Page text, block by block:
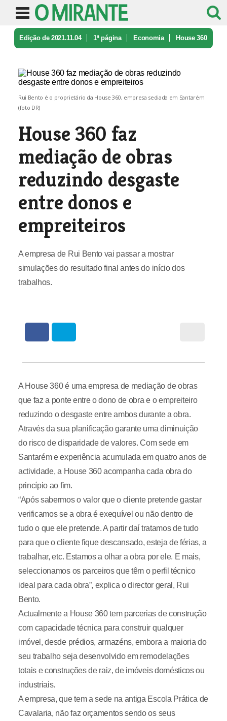
Edição de 2021.11.04 1ª página Economia House 360
Rui Bento é o proprietário da House 360, empresa sediada em Santarém
(foto DR)
House 360 faz
mediação de obras
reduzindo desgaste
entre donos e
empreiteiros
A empresa de Rui Bento vai passar a mostrar
simulações do resultado final antes do início dos
trabalhos.
A House 360 é uma empresa de mediação de obras
que faz a ponte entre o dono de obra e o empreiteiro
reduzindo o desgaste entre ambos durante a obra.
Através da sua planificação garante uma diminuição
do risco de disparidade de valores. Com sede em
Santarém e experiência acumulada em quatro anos de
actividade, a House 360 acompanha cada obra do
princípio ao fim.
“Após sabermos o valor que o cliente pretende gastar
verificamos se a obra é exequível ou não dentro de
tudo o que ele pretende. A partir daí tratamos de tudo
para que o cliente fique descansado, esteja de férias, a
trabalhar, etc. Estamos a olhar a obra por ele. E mais,
seleccionamos os parceiros que têm o perfil técnico
ideal para cada obra”, explica o director geral, Rui
Bento.
Actualmente a House 360 tem parcerias de construção
com capacidade técnica para construir qualquer
imóvel, desde prédios, armazéns, embora a maioria do
seu trabalho seja desenvolvido em remodelações
totais e construções de raiz, de imóveis domésticos ou
industriais.
A empresa, que tem a sede na antiga Escola Prática de
Cavalaria, não faz orçamentos sendo os seus